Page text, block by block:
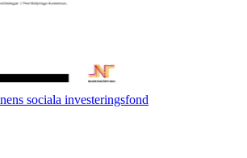
sociala investeringsfond